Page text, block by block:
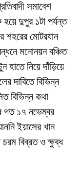
সমাবেশ
দুপুর ১টা পর্যন্ত
শহরের মোটরযান
মনোনয়ন বঞ্চিত
হাতে নিয়ে দাঁড়িয়ে
দাবিতে বিভিন্ন
বিভিন্ন কথা
গত ১৭ নভেম্বর
ইয়াসের খান
চরম বিব্রত ও ক্ষুব্ধ